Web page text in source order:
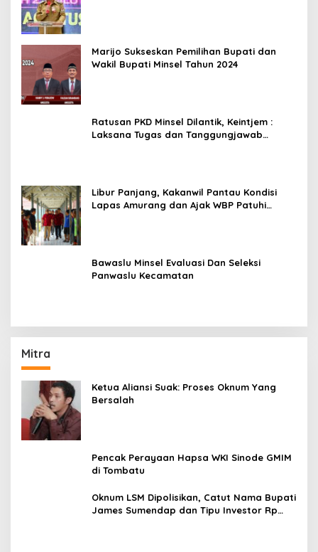
Marijo Sukseskan Pemilihan Bupati dan
Wakil Bupati Minsel Tahun 2024
Ratusan PKD Minsel Dilantik, Keintjem :
Laksana Tugas dan Tanggungjawab
Libur Panjang, Kakanwil Pantau Kondisi
Lapas Amurang dan Ajak WBP Patuhi
Bawaslu Minsel Evaluasi Dan Seleksi
Panwaslu Kecamatan
Mitra
Ketua Aliansi Suak: Proses Oknum Yang
Bersalah
Pencak Perayaan Hapsa WKI Sinode GMIM
di Tombatu
Oknum LSM Dipolisikan, Catut Nama Bupati
James Sumendap dan Tipu Investor Rp